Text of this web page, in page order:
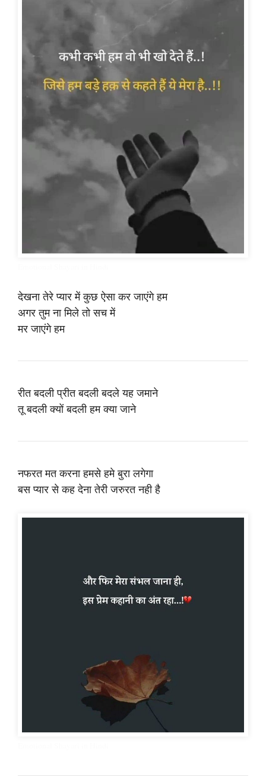
देखना तेरे प्यार में कुछ ऐसा कर जाएंगे हम
अगर तुम ना मिले तो सच में
मर जाएंगे हम
रीत बदली प्रीत बदली बदले यह जमाने
तू बदली क्यों बदली हम क्या जाने
नफरत मत करना हमसे हमे बुरा लगेगा
बस प्यार से कह देना तेरी जरुरत नही है